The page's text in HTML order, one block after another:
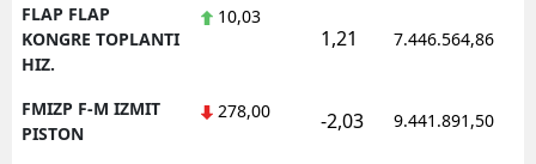
FLAP FLAP
KONGRE TOPLANTI
HIZ.
10,03
1,21 7.446.564,86
FMIZP F-M IZMIT
PISTON
278,00 -2,03 9.441.891,50